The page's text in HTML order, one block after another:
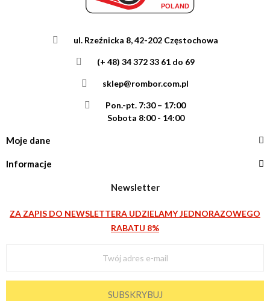
ul. Rzeźnicka 8, 42-202 Częstochowa
(+ 48) 34 372 33 61 do 69
sklep@rombor.com.pl
Pon.-pt. 7:30 – 17:00
Sobota 8:00 - 14:00
Moje dane
Informacje
Newsletter
ZA ZAPIS DO NEWSLETTERA UDZIELAMY JEDNORAZOWEGO
RABATU 8%
SUBSKRYBUJ